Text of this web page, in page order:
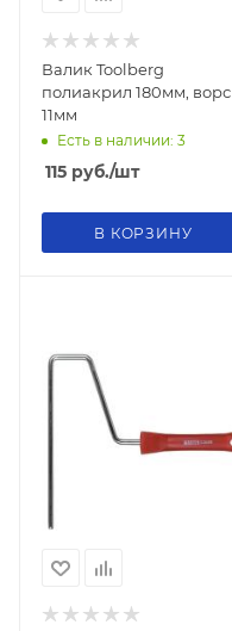
Валик Toolberg
полиакрил 180мм, ворс
11мм
Есть в наличии: 3
115 руб./шт
В КОРЗИНУ